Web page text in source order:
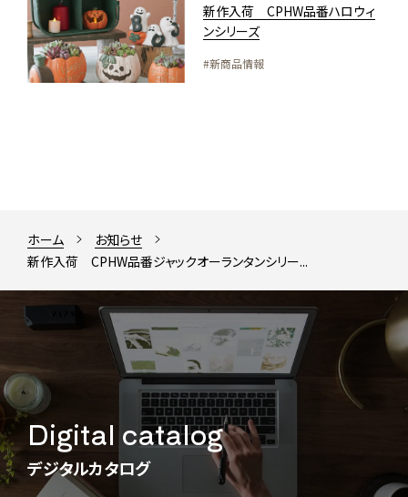
新作入荷 CPHW品番ハロウィ
ンシリーズ
#新商品情報
ホーム
お知らせ
新作入荷 CPHW品番ジャックオーランタンシリー...
Digital catalog
デジタルカタログ